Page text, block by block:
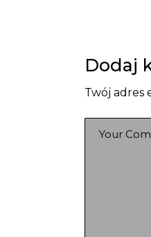
Dodaj
Twój adres